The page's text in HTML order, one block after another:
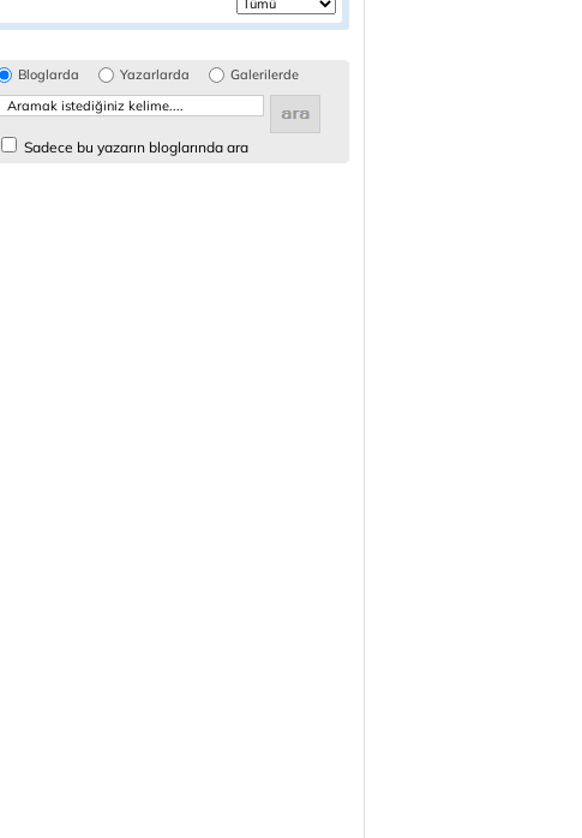
Bloglarda Yazarlarda Galerilerde
Sadece bu yazarın bloglarında ara